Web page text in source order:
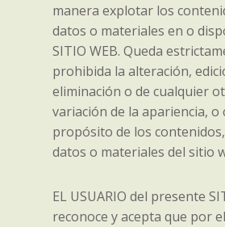
manera explotar los
datos o materiales en o
SITIO WEB. Queda
prohibida la alteración,
eliminación o de cualquier
variación de la apariencia, o
propósito de los
datos o materiales del sitio
EL USUARIO del presente
reconoce y acepta que por